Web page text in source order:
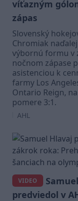
víťazným
zápas
Slovenský
Chromiak
výbornú formu v
nočnom zápase
asistenciou k
farmy Los
Ontario Reign,
pomere 3:1.
AHL
VIDEO
predviedol v